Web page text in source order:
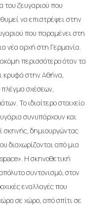
του ζευγαριού που
να επιστρέψει στην
που παραμένει στη
νέα αρχή στη Γερμανία.
περισσότερο όταν τα
κρυφά στην Αθήνα,
σχέσεων,
Το ιδιαίτερο στοιχείο
συνυπάρχουν και
σκηνής, δημιουργώντας
διαχωρίζονται από μια
Η σκηνοθετική
συντονισμό, στον
εναλλαγές που
σε χώρα, από σπίτι σε